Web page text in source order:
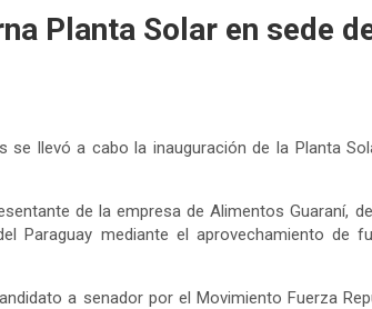
Planta Solar en sede
se llevó a cabo la inauguración de la Planta
de la empresa de Alimentos Guaraní,
Paraguay mediante el aprovechamiento de
a senador por el Movimiento Fuerza